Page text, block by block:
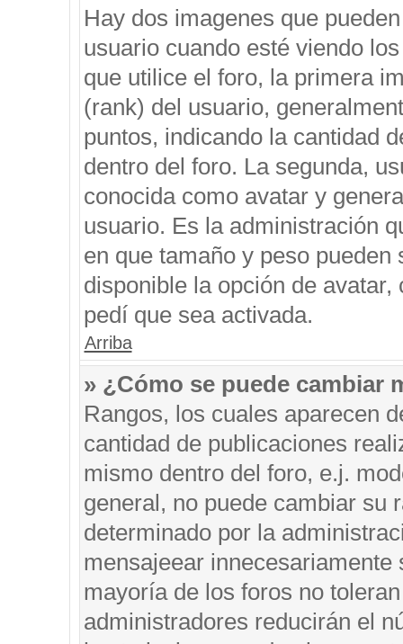
Hay dos imagenes que
usuario cuando esté viendo
que utilice el foro, la primera
(rank) del usuario,
puntos, indicando la cantidad
dentro del foro. La segunda,
conocida como avatar y
usuario. Es la administración
en que tamaño y peso
disponible la opción de
pedí que sea activada.
Arriba
» ¿Cómo se puede cambiar
Rangos, los cuales aparecen
cantidad de publicaciones
mismo dentro del foro, e.j.
general, no puede cambiar su
determinado por la
mensajeear
mayoría de los foros no
administradores reducirán el